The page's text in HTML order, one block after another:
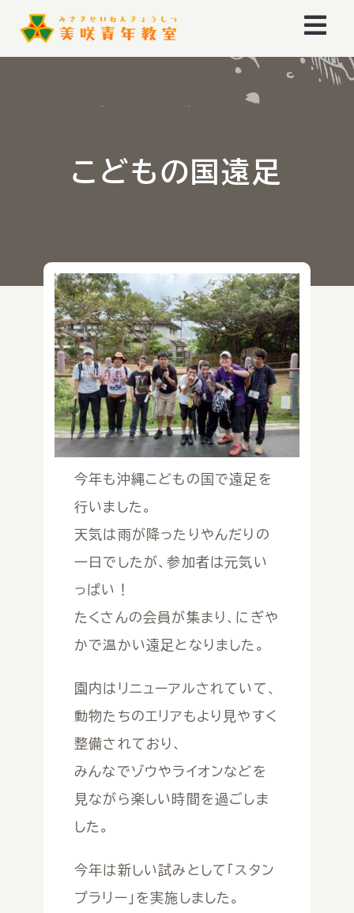
Skip
content
イベント
美咲青年教室とは
美咲青年教室のあゆみ
役員
やくいん
美咲特別支援学校校歌
こどもの国遠足
今年も沖縄こどもの国で遠足を
行いました。
天気は雨が降ったりやんだりの
一日でしたが、参加者は元気い
っぱい！
たくさんの会員が集まり、にぎや
かで温かい遠足となりました。
園内はリニューアルされていて、
動物たちのエリアもより見やすく
整備されており、
みんなでゾウやライオンなどを
見ながら楽しい時間を過ごしま
した。
今年は新しい試みとして「スタン
プラリー」を実施しました。